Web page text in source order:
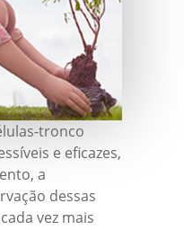
tronco
e eficazes,
a
dessas
vez mais